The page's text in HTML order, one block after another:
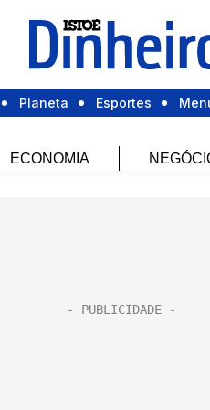
Planeta Esportes
ECONOMIA